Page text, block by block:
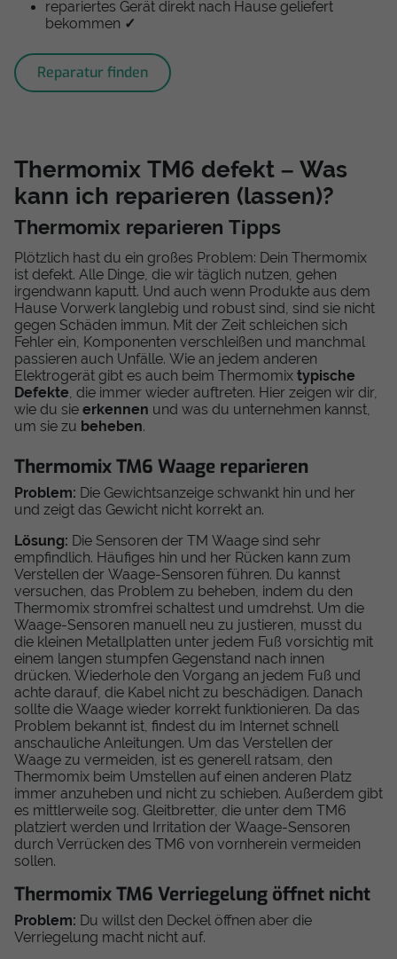
repariertes Gerät direkt nach Hause geliefert
bekommen ✓
Reparatur finden
Thermomix TM6 defekt – Was
kann ich reparieren (lassen)?
Thermomix reparieren Tipps
Plötzlich hast du ein großes Problem: Dein Thermomix
ist defekt. Alle Dinge, die wir täglich nutzen, gehen
irgendwann kaputt. Und auch wenn Produkte aus dem
Hause Vorwerk langlebig und robust sind, sind sie nicht
gegen Schäden immun. Mit der Zeit schleichen sich
Fehler ein, Komponenten verschleißen und manchmal
passieren auch Unfälle. Wie an jedem anderen
Elektrogerät gibt es auch beim Thermomix typische
Defekte , die immer wieder auftreten. Hier zeigen wir dir,
wie du sie erkennen und was du unternehmen kannst,
um sie zu beheben.
Thermomix TM6 Waage reparieren
Problem: Die Gewichtsanzeige schwankt hin und her
und zeigt das Gewicht nicht korrekt an.
Lösung: Die Sensoren der TM Waage sind sehr
empfindlich. Häufiges hin und her Rücken kann zum
Verstellen der Waage-Sensoren führen. Du kannst
versuchen, das Problem zu beheben, indem du den
Thermomix stromfrei schaltest und umdrehst. Um die
Waage-Sensoren manuell neu zu justieren, musst du
die kleinen Metallplatten unter jedem Fuß vorsichtig mit
einem langen stumpfen Gegenstand nach innen
drücken. Wiederhole den Vorgang an jedem Fuß und
achte darauf, die Kabel nicht zu beschädigen. Danach
sollte die Waage wieder korrekt funktionieren. Da das
Problem bekannt ist, findest du im Internet schnell
anschauliche Anleitungen. Um das Verstellen der
Waage zu vermeiden, ist es generell ratsam, den
Thermomix beim Umstellen auf einen anderen Platz
immer anzuheben und nicht zu schieben. Außerdem gibt
es mittlerweile sog. Gleitbretter, die unter dem TM6
platziert werden und Irritation der Waage-Sensoren
durch Verrücken des TM6 von vornherein vermeiden
sollen.
Thermomix TM6 Verriegelung öffnet nicht
Problem: Du willst den Deckel öffnen aber die
Verriegelung macht nicht auf.